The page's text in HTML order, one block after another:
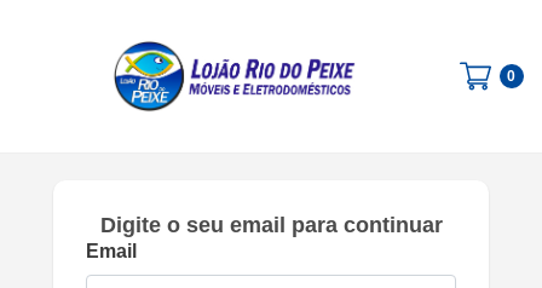
0
Digite o seu email para continuar
Email